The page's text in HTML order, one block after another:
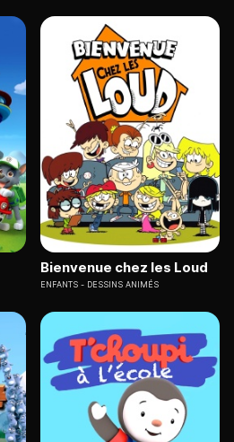
Bienvenue chez les Loud
ENFANTS DESSINS ANIMÉS